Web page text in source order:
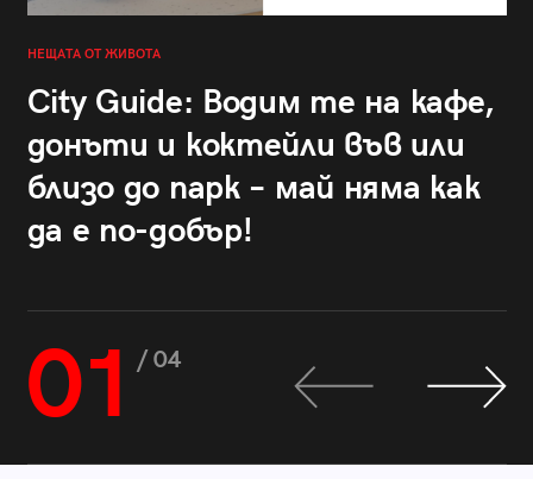
НЕЩАТА ОТ ЖИВОТА
City Guide: Водим те на кафе,
донъти и коктейли във или
близо до парк – май няма как
да е по-добър!
01 / 04